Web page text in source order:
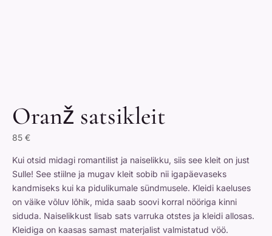
Oranž satsikleit
85 €
Kui otsid midagi romantilist ja naiselikku, siis see kleit on just
Sulle! See stiilne ja mugav kleit sobib nii igapäevaseks
kandmiseks kui ka pidulikumale sündmusele. Kleidi kaeluses
on väike võluv lõhik, mida saab soovi korral nööriga kinni
siduda. Naiselikkust lisab sats varruka otstes ja kleidi allosas.
Kleidiga on kaasas samast materjalist valmistatud vöö.